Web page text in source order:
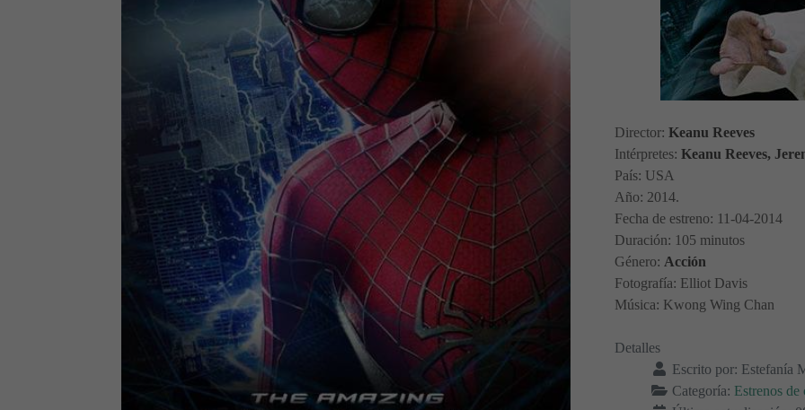
Director: Keanu Reeves
Intérpretes: Keanu Reeves,
País: USA
Año: 2014.
Fecha de estreno: 11-04-2014
Duración: 105 minutos
Género: Acción
Fotografía: Elliot Davis
Música: Kwong Wing Chan
Detalles
Escrito por: Estefanía
Categoría: Estrenos de